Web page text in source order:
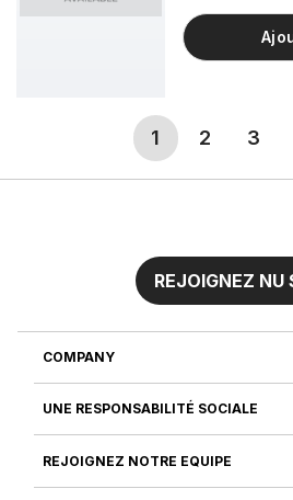
Day permet
l’hydratation
frais.
1 (current)
2 3
REJOIGNEZ NU
COMPANY
UNE RESPONSABILITÉ SOCIALE
REJOIGNEZ NOTRE EQUIPE